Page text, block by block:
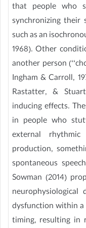
that people who
synchronizing their
such as an
1968). Other
another person
Ingham & Carroll,
Rastatter, &
inducing effects.
in people who
external
production,
spontaneous
Sowman (2014)
dysfunction within
timing, resulting in